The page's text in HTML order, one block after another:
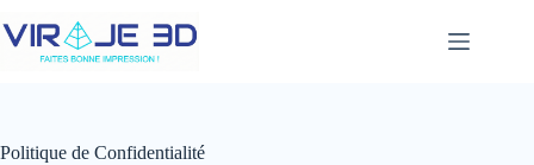
au
contenu
Politique de Confidentialité